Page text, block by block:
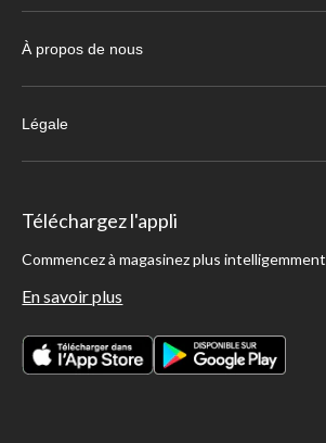
À propos de nous
Légale
Téléchargez l'appli
Commencez à magasinez plus intelligemment
En savoir plus